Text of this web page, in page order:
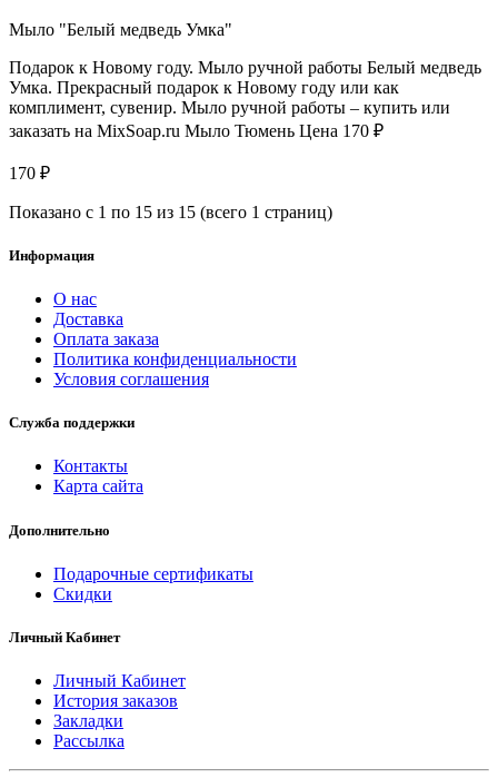
Мыло "Белый медведь Умка"
Подарок к Новому году. Мыло ручной работы Белый медведь
Умка. Прекрасный подарок к Новому году или как
комплимент, сувенир. Мыло ручной работы – купить или
заказать на MixSoap.ru Мыло Тюмень Цена 170 ₽
170 ₽
Показано с 1 по 15 из 15 (всего 1 страниц)
Информация
О нас
Доставка
Оплата заказа
Политика конфиденциальности
Условия соглашения
Служба поддержки
Контакты
Карта сайта
Дополнительно
Подарочные сертификаты
Скидки
Личный Кабинет
Личный Кабинет
История заказов
Закладки
Рассылка